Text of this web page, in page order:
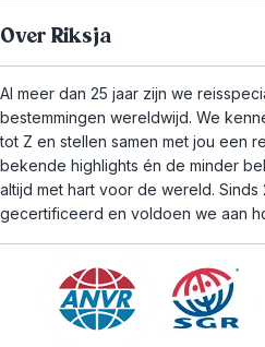
Over Riksja
Al meer dan 25 jaar zijn we
bestemmingen wereldwijd. We
tot Z en stellen samen met jou een
bekende highlights én de minder
altijd met hart voor de wereld. Sinds
gecertificeerd en voldoen we aan